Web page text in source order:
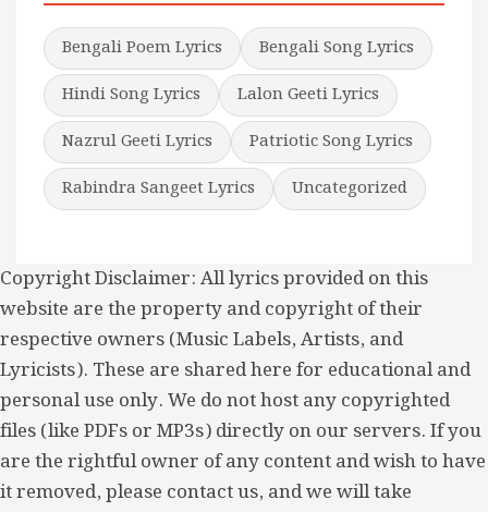
Bengali Poem Lyrics
Bengali Song Lyrics
Hindi Song Lyrics
Lalon Geeti Lyrics
Nazrul Geeti Lyrics
Patriotic Song Lyrics
Rabindra Sangeet Lyrics
Uncategorized
Copyright Disclaimer: All lyrics provided on this
website are the property and copyright of their
respective owners (Music Labels, Artists, and
Lyricists). These are shared here for educational and
personal use only. We do not host any copyrighted
files (like PDFs or MP3s) directly on our servers. If you
are the rightful owner of any content and wish to have
it removed, please contact us, and we will take